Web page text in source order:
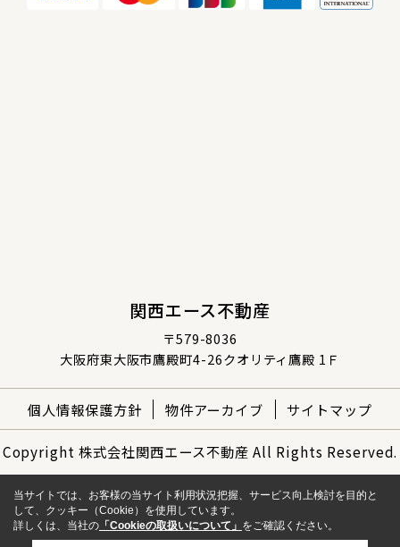
関西エース不動産
〒579-8036
大阪府東大阪市鷹殿町4-26クオリティ鷹殿 1Ｆ
個人情報保護方針 物件アーカイブ サイトマップ
Copyright 株式会社関西エース不動産 All Rights Reserved.
当サイトでは、お客様の当サイト利用状況把握、サービス向上検討を目的と
して、クッキー（Cookie）を使用しています。
詳しくは、当社の 「Cookieの取扱いについて」 をご確認ください。